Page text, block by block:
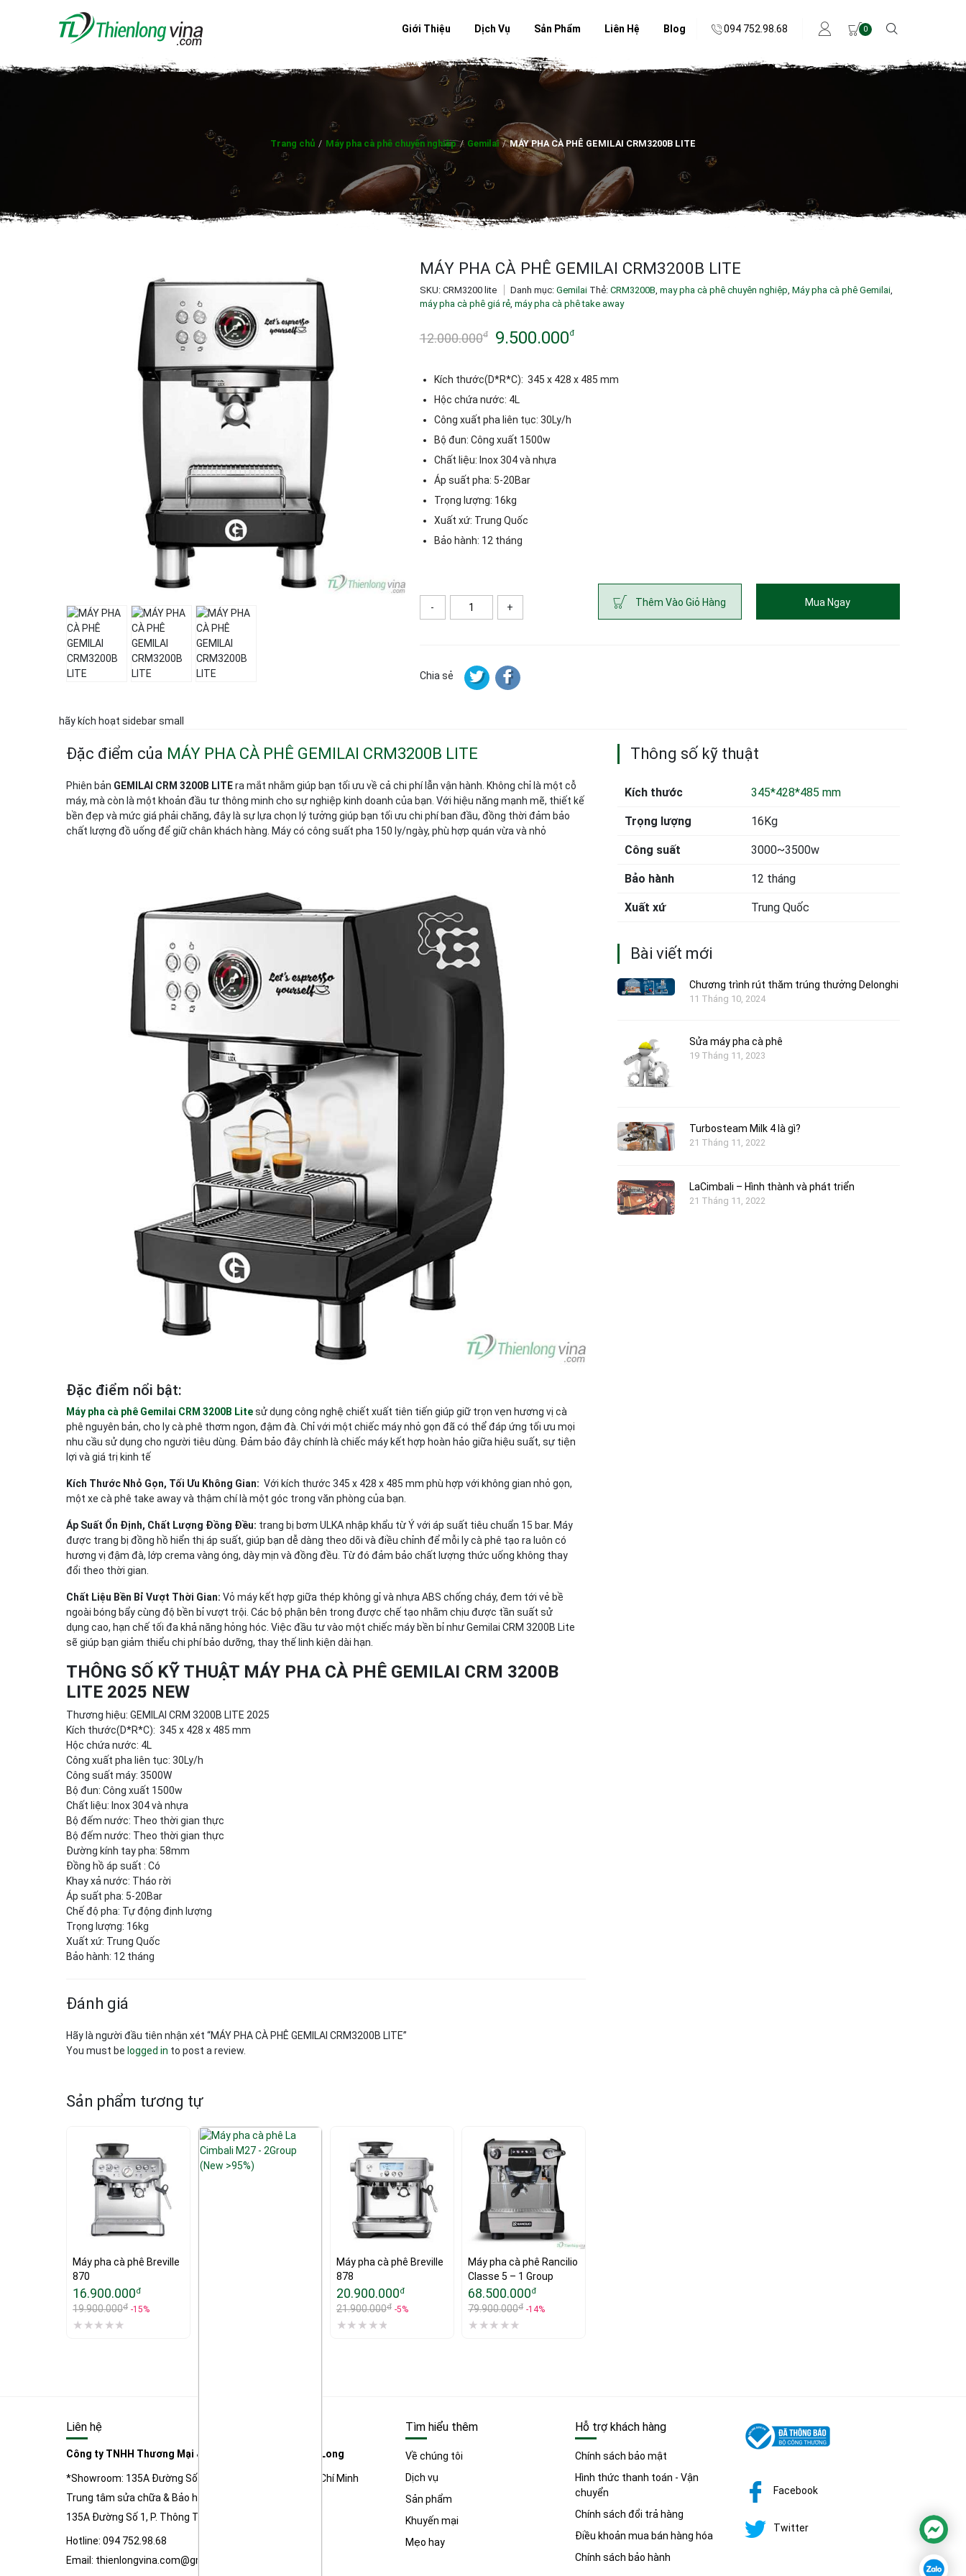
Giới Thiệu Dịch Vụ Sản Phẩm Liên Hệ Blog 094 752.98.68 0
Trang chủ / Máy pha cà phê chuyên nghiệp / Gemilai / MÁY PHA CÀ PHÊ GEMILAI CRM3200B LITE
MÁY PHA CÀ PHÊ GEMILAI CRM3200B LITE
SKU: CRM3200 lite Danh mục: Gemilai Thẻ: CRM3200B, may pha cà phê chuyên nghiệp, Máy pha cà phê Gemilai,
máy pha cà phê giá rẻ, máy pha cà phê take away
12.000.000đ
Giá
gốc
là:
12.000.000đ.
9.500.000đ
Giá
hiện
tại
là:
9.500.000đ.
Kích thước(D*R*C): 345 x 428 x 485 mm
Hộc chứa nước: 4L
Công xuất pha liên tục: 30Ly/h
Bộ đun: Công xuất 1500w
Chất liệu: Inox 304 và nhựa
Áp suất pha: 5-20Bar
Trọng lượng: 16kg
Xuất xứ: Trung Quốc
Bảo hành: 12 tháng
- + Thêm Vào Giỏ Hàng Mua Ngay
Chia sẻ
hãy kích hoạt sidebar small
Đặc điểm của MÁY PHA CÀ PHÊ GEMILAI CRM3200B LITE
Phiên bản GEMILAI CRM 3200B LITEra mắt nhằm giúp bạn tối ưu về cả chi phí lẫn vận hành. Không chỉ là một cỗ
máy, mà còn là một khoản đầu tư thông minh cho sự nghiệp kinh doanh của bạn. Với hiệu năng mạnh mẽ, thiết kế
bền đẹp và mức giá phải chăng, đây là sự lựa chọn lý tưởng giúp bạn tối ưu chi phí ban đầu, đồng thời đảm bảo
chất lượng đồ uống để giữ chân khách hàng. Máy có công suất pha 150 ly/ngày, phù hợp quán vừa và nhỏ
Đặc điểm nổi bật:
Máy pha cà phê Gemilai CRM 3200B Litesử dụng công nghệ chiết xuất tiên tiến giúp giữ trọn vẹn hương vị cà
phê nguyên bản, cho ly cà phê thơm ngon, đậm đà. Chỉ với một chiếc máy nhỏ gọn đã có thể đáp ứng tối ưu mọi
nhu cầu sử dụng cho người tiêu dùng. Đảm bảo đây chính là chiếc máy kết hợp hoàn hảo giữa hiệu suất, sự tiện
lợi và giá trị kinh tế
Kích Thước Nhỏ Gọn, Tối Ưu Không Gian: Với kích thước 345 x 428 x 485 mm phù hợp với không gian nhỏ gọn,
một xe cà phê take away và thậm chí là một góc trong văn phòng của bạn.
Áp Suất Ổn Định, Chất Lượng Đồng Đều: trang bị bơm ULKA nhập khẩu từ Ý với áp suất tiêu chuẩn 15 bar. Máy
được trang bị đồng hồ hiển thị áp suất, giúp bạn dễ dàng theo dõi và điều chỉnh để mỗi lycà phê tạo ra luôn có
hương vị đậm đà, lớp crema vàng óng, dày mịn vàđồng đều. Từ đó đảm bảo chất lượng thức uống không thay
đổi theo thời gian.
Chất Liệu Bền Bỉ Vượt Thời Gian: Vỏ máy kết hợp giữa thép không gỉ và nhựa ABS chống cháy, đem tới vẻ bề
ngoài bóng bẩycùng độ bền bỉvượt trội. Các bộ phận bên trong được chế tạo nhằm chịu được tần suất sử
dụng cao, hạn chế tối đa khả năng hỏng hóc. Việc đầu tư vào một chiếc máy bền bỉ như Gemilai CRM 3200B Lite
sẽ giúp bạn giảm thiểu chi phí bảo dưỡng, thay thế linh kiện dài hạn.
THÔNG SỐ KỸ THUẬT MÁY PHA CÀ PHÊ GEMILAI CRM 3200B
LITE 2025 NEW
Thương hiệu: GEMILAI CRM 3200B LITE 2025
Kích thước(D*R*C): 345 x 428 x 485 mm
Hộc chứa nước: 4L
Công xuất pha liên tục: 30Ly/h
Công suất máy: 3500W
Bộ đun: Công xuất 1500w
Chất liệu: Inox 304 và nhựa
Bộ đếm nước: Theo thời gian thực
Bộ đếm nước: Theo thời gian thực
Đường kính tay pha: 58mm
Đồng hồ áp suất : Có
Khay xả nước: Tháo rời
Áp suất pha: 5-20Bar
Chế độ pha: Tự động định lượng
Trọng lượng: 16kg
Xuất xứ: Trung Quốc
Bảo hành: 12 tháng
Đánh giá
Hãy là người đầu tiên nhận xét “MÁY PHA CÀ PHÊ GEMILAI CRM3200B LITE”
You must be logged in to post a review.
Sản phẩm tương tự
Máy pha cà phê Breville
870
16.900.000đ
19.900.000đ -15%
Máy pha cà phê Breville
878
20.900.000đ
21.900.000đ -5%
Máy pha cà phê Rancilio
Classe 5 – 1 Group
68.500.000đ
79.900.000đ -14%
Thông số kỹ thuật
Kích thước 345*428*485 mm
Trọng lượng 16Kg
Công suất 3000~3500w
Bảo hành 12 tháng
Xuất xứ Trung Quốc
Bài viết mới
Chương trình rút thăm trúng thưởng Delonghi
11 Tháng 10, 2024
Sửa máy pha cà phê
19 Tháng 11, 2023
Turbosteam Milk 4 là gì?
21 Tháng 11, 2022
LaCimbali – Hình thành và phát triển
21 Tháng 11, 2022
Liên hệ
Công ty TNHH Thương Mại & Kỹ Thuật Điện Tử Thiên Long
*Showroom: 135A Đường Số 1, P. Thông Tây Hội, TP Hồ Chí Minh
Trung tâm sửa chữa & Bảo hành sản phẩm:
135A Đường Số 1, P. Thông Tây Hội, TP Hồ Chí Minh
Hotline: 094 752.98.68
Email: thienlongvina.com@gmail.com
Tìm hiểu thêm
Về chúng tôi
Dịch vụ
Sản phẩm
Khuyến mại
Mẹo hay
Hỗ trợ khách hàng
Chính sách bảo mật
Hình thức thanh toán - Vận
chuyển
Chính sách đổi trả hàng
Điều khoản mua bán hàng hóa
Chính sách bảo hành
Facebook
Twitter